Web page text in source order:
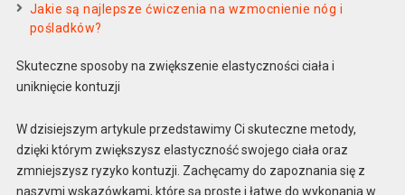
Jakie są najlepsze ćwiczenia na wzmocnienie nóg i
pośladków?
Skuteczne sposoby na zwiększenie elastyczności ciała i
uniknięcie kontuzji
W dzisiejszym artykule przedstawimy Ci skuteczne metody,
dzięki którym zwiększysz elastyczność swojego ciała oraz
zmniejszysz ryzyko kontuzji. Zachęcamy do zapoznania się z
naszymi wskazówkami, które są proste i łatwe do wykonania w